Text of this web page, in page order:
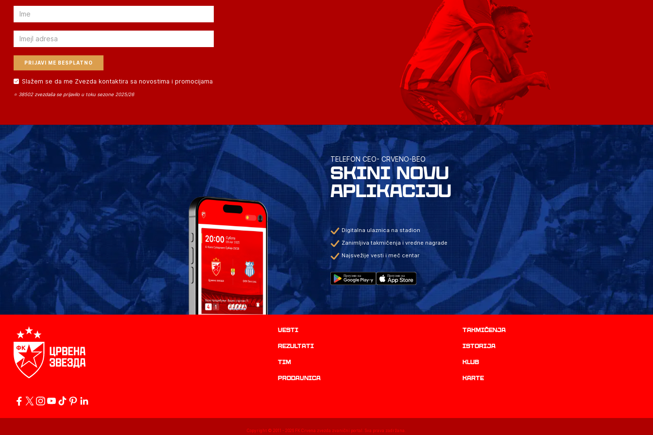
Email
Email
Slažem se da me Zvezda kontaktira sa novostima i promocijama
⭐ 38502 zvezdaša se prijavilo u toku sezone 2025/26
TELEFON CEO- CRVENO-BEO
SKINI NOVU
APLIKACIJU
Digitalna ulaznica na stadion
Zanimljiva takmičenja i vredne nagrade
Najsvežije vesti i meč centar
Vesti Takmičenja
rezultati istorija
TIM Klub
prodavnica Karte
Copyright © 2011 -2026 FK Crvena zvezda zvanični portal. Sva prava zadržana.